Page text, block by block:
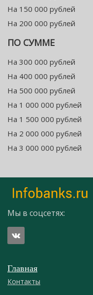
На 150 000 рублей
На 200 000 рублей
ПО СУММЕ
На 300 000 рублей
На 400 000 рублей
На 500 000 рублей
На 1 000 000 рублей
На 1 500 000 рублей
На 2 000 000 рублей
На 3 000 000 рублей
Мы в соцсетях:
Главная
Контакты